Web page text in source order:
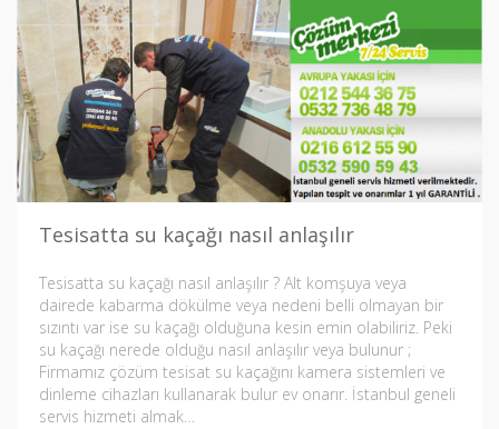
Tesisatta su kaçağı nasıl anlaşılır
Tesisatta su kaçağı nasıl anlaşılır ? Alt komşuya veya
dairede kabarma dökülme veya nedeni belli olmayan bir
sızıntı var ise su kaçağı olduğuna kesin emin olabiliriz. Peki
su kaçağı nerede olduğu nasıl anlaşılır veya bulunur ;
Firmamız çözüm tesisat su kaçağını kamera sistemleri ve
dinleme cihazları kullanarak bulur ev onarır. İstanbul geneli
servis hizmeti almak…